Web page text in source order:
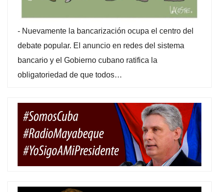
- Nuevamente la bancarización ocupa el centro del
debate popular. El anuncio en redes del sistema
bancario y el Gobierno cubano ratifica la
obligatoriedad de que todos…